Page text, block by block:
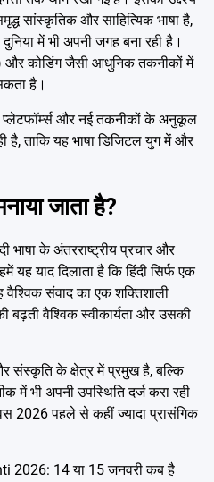
सांस्कृतिक और साहित्यिक भाषा है,
में भी अपनी जगह बना रही है।
और कोडिंग जैसी आधुनिक तकनीकों में
है।
प्लेटफॉर्म्स और नई तकनीकों के अनुकूल
है, ताकि यह भाषा डिजिटल युग में और
जाता है?
भाषा के अंतरराष्ट्रीय प्रचार और
यह याद दिलाता है कि हिंदी सिर्फ एक
वैश्विक संवाद का एक शक्तिशाली
बढ़ती वैश्विक स्वीकार्यता और उसकी
संस्कृति के क्षेत्र में प्रमुख है, बल्कि
में भी अपनी उपस्थिति दर्ज करा रही
2026 पहले से कहीं ज्यादा प्रासंगिक
2026: 14 या 15 जनवरी कब है